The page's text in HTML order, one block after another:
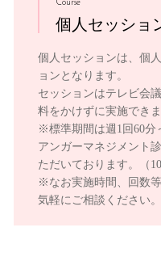
Course
個人セッショ
個人セッションは、個
ョンとなります。
セッションはテレビ会
料をかけずに実施できま
※標準期間は週1回60分
アンガーマネジメント
ただいております。（
※なお実施時間、回数
気軽にご相談ください。